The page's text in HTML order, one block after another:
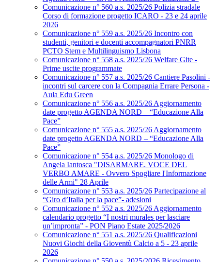
Comunicazione n° 560 a.s. 2025/26 Polizia stradale
Corso di formazione progetto ICARO - 23 e 24 aprile
2026
Comunicazione n° 559 a.s. 2025/26 Incontro con
studenti, genitori e docenti accompagnatori PNRR
PCTO Stem e Multilinguismo Lisbona
Comunicazione n° 558 a.s. 2025/26 Welfare Gite -
Prime uscite programmate
Comunicazione n° 557 a.s. 2025/26 Cantiere Pasolini -
incontri sul carcere con la Compagnia Errare Persona -
Aula Edu Green
Comunicazione n° 556 a.s. 2025/26 Aggiornamento
date progetto AGENDA NORD – “Educazione Alla
Pace”
Comunicazione n° 555 a.s. 2025/26 Aggiornamento
date progetto AGENDA NORD – “Educazione Alla
Pace”
Comunicazione n° 554 a.s. 2025/26 Monologo di
Angela Iantosca "DISARMARE. VOCE DEL
VERBO AMARE - Ovvero Spogliare l'Informazione
delle Armi" 28 Aprile
Comunicazione n° 553 a.s. 2025/26 Partecipazione al
“Giro d’Italia per la pace”- adesioni
Comunicazione n° 552 a.s. 2025/26 Aggiornamento
calendario progetto “I nostri murales per lasciare
un’impronta” - PON Piano Estate 2025/2026
Comunicazione n° 551 a.s. 2025/26 Qualificazioni
Nuovi Giochi della Gioventù Calcio a 5 - 23 aprile
2026